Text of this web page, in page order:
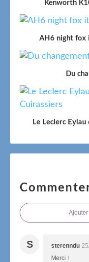
Kenworth
AH6 night fox
Du
Le Leclerc
S sterenndu
Merci !